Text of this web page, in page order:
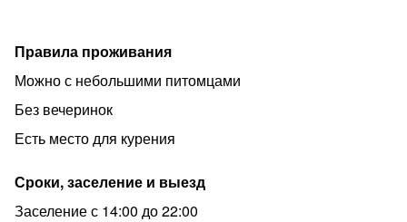
Правила проживания
Можно с небольшими питомцами
Без вечеринок
Есть место для курения
Сроки, заселение и выезд
Заселение с 14:00 до 22:00